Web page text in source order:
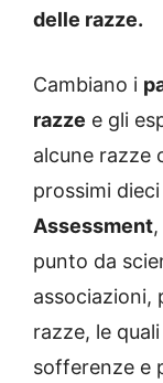
delle razze.
Cambiano i
razze e gli
alcune razze
prossimi dieci
Assessment
punto da
associazioni,
razze, le
sofferenze e